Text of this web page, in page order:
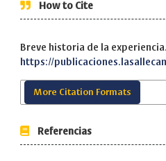
How to Cite
Breve historia de la
https://
More Citation Formats
Referencias